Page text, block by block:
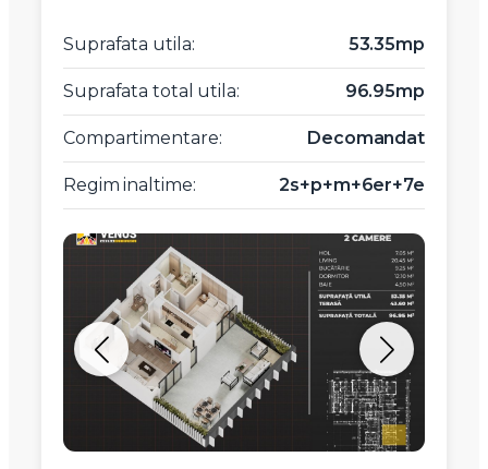
Suprafata utila: 53.35mp
Suprafata total utila: 96.95mp
Compartimentare: Decomandat
Regim inaltime: 2s+p+m+6er+7e